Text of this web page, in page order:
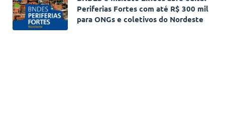
Periferias Fortes com até R$ 300 mil
para ONGs e coletivos do Nordeste